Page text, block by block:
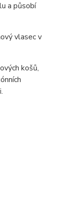
a působí
vlasec v
košů,